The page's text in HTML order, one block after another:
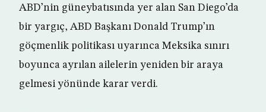
ABD’nin güneybatısında yer alan San Diego’da
bir yargıç, ABD Başkanı Donald Trump’ın
göçmenlik politikası uyarınca Meksika sınırı
boyunca ayrılan ailelerin yeniden bir araya
gelmesi yönünde karar verdi.